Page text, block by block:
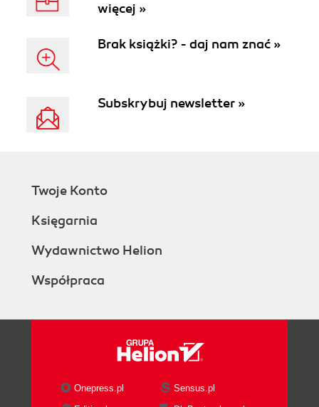
więcej »
Brak książki? - daj nam znać »
Subskrybuj newsletter »
Twoje Konto
Księgarnia
Wydawnictwo Helion
Współpraca
Onepress.pl
Sensus.pl